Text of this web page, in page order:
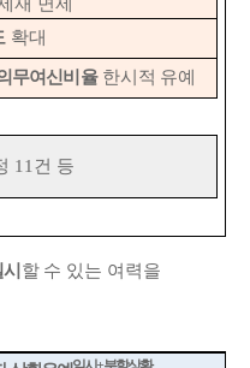
확대
무여신 비율 한시적 유예
11 건 등
할 수 있는 여력을